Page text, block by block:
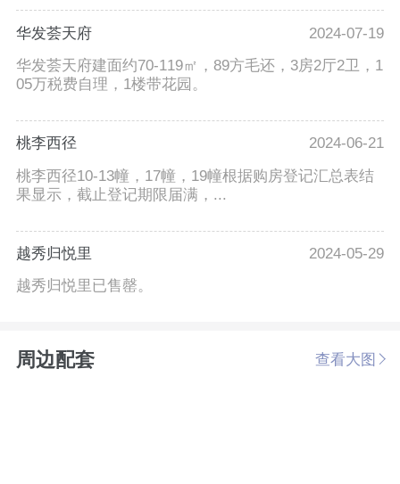
华发荟天府
2024-07-19
华发荟天府建面约70-119㎡，89方毛还，3房2厅2卫，1
05万税费自理，1楼带花园。
桃李西径
2024-06-21
桃李西径10-13幢，17幢，19幢根据购房登记汇总表结
果显示，截止登记期限届满，...
越秀归悦里
2024-05-29
越秀归悦里已售罄。
周边配套 查看大图